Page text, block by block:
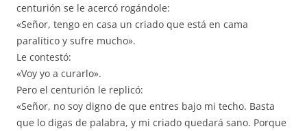
centurión se le acercó rogándole:
«Señor, tengo en casa un criado que está en cama
paralítico y sufre mucho».
Le contestó:
«Voy yo a curarlo».
Pero el centurión le replicó:
«Señor, no soy digno de que entres bajo mi techo. Basta
que lo digas de palabra, y mi criado quedará sano. Porque